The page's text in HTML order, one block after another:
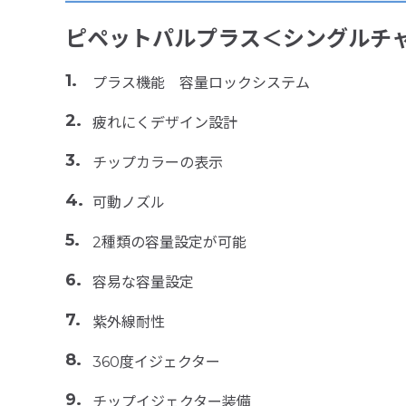
ピペットパルプラス＜シングルチ
プラス機能 容量ロックシステム
疲れにくデザイン設計
チップカラーの表示
可動ノズル
2種類の容量設定が可能
容易な容量設定
紫外線耐性
360度イジェクター
チップイジェクター装備